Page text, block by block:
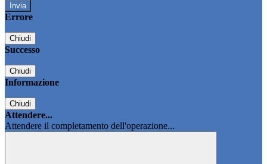
Errore
Chiudi
Successo
Chiudi
Informazione
Chiudi
Attendere...
Attendere il completamento dell'operazione...